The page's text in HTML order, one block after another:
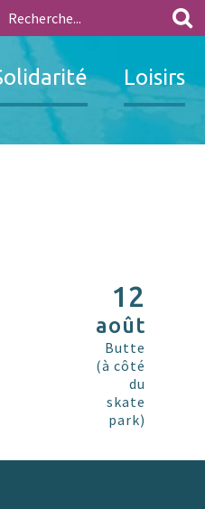
Solidarité Loisirs
12
août
Butte
(à côté
du
skate
park)